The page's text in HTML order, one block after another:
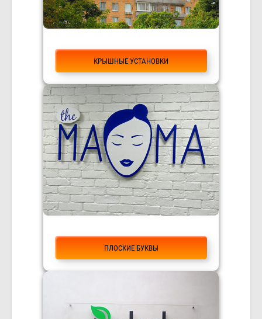
КРЫШНЫЕ УСТАНОВКИ
ПЛОСКИЕ БУКВЫ